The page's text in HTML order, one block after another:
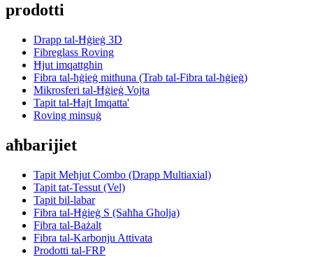
prodotti
Drapp tal-Ħġieġ 3D
Fibreglass Roving
Ħjut imqattgħin
Fibra tal-ħġieġ mitħuna (Trab tal-Fibra tal-ħġieġ)
Mikrosferi tal-Ħġieġ Vojta
Tapit tal-Ħajt Imqatta'
Roving minsuġ
aħbarijiet
Tapit Meħjut Combo (Drapp Multiaxial)
Tapit tat-Tessut (Vel)
Tapit bil-labar
Fibra tal-Ħġieġ S (Saħħa Għolja)
Fibra tal-Bażalt
Fibra tal-Karbonju Attivata
Prodotti tal-FRP